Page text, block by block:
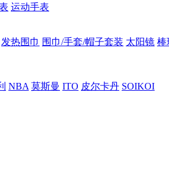
运动手表
发热围巾 围巾/手套/帽子套装 太阳镜 棒
NBA 莫斯曼 ITO 皮尔卡丹 SOIKOI